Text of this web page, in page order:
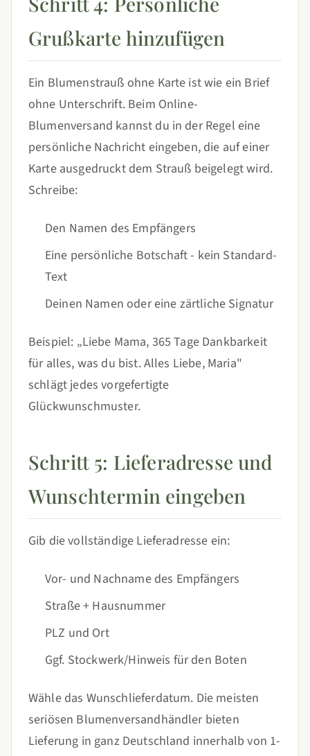
Grußkarte hinzufügen
Ein Blumenstrauß ohne Karte ist wie ein Brief
ohne Unterschrift. Beim Online-
Blumenversand kannst du in der Regel eine
persönliche Nachricht eingeben, die auf einer
Karte ausgedruckt dem Strauß beigelegt wird.
Schreibe:
Den Namen des Empfängers
Eine persönliche Botschaft - kein Standard-
Text
Deinen Namen oder eine zärtliche Signatur
Beispiel: „Liebe Mama, 365 Tage Dankbarkeit
für alles, was du bist. Alles Liebe, Maria"
schlägt jedes vorgefertigte
Glückwunschmuster.
Schritt 5: Lieferadresse und
Wunschtermin eingeben
Gib die vollständige Lieferadresse ein:
Vor- und Nachname des Empfängers
Straße + Hausnummer
PLZ und Ort
Ggf. Stockwerk/Hinweis für den Boten
Wähle das Wunschlieferdatum. Die meisten
seriösen Blumenversandhändler bieten
Lieferung in ganz Deutschland innerhalb von 1-